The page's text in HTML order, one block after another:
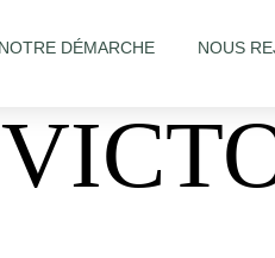
NOTRE DÉMARCHE NOUS